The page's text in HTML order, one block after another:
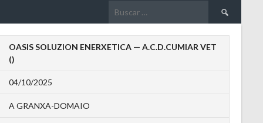
Buscar:
OASIS SOLUZION ENERXETICA — A.C.D.CUMIAR VET
()
04/10/2025
A GRANXA-DOMAIO